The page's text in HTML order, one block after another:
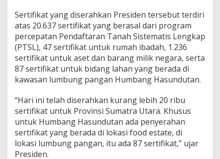
Sertifikat yang diserahkan Presiden tersebut terdiri
atas 20.637 sertifikat yang berasal dari program
percepatan Pendaftaran Tanah Sistematis Lengkap
(PTSL), 47 sertifikat untuk rumah ibadah, 1.236
sertifikat untuk aset dan barang milik negara, serta
87 sertifikat untuk bidang lahan yang berada di
kawasan lumbung pangan Humbang Hasundutan.
“Hari ini telah diserahkan kurang lebih 20 ribu
sertifikat untuk Provinsi Sumatra Utara. Khusus
untuk Humbang Hasundutan ada penyerahan
sertifikat yang berada di lokasi food estate, di
lokasi lumbung pangan, itu ada 87 sertifikat,” ujar
Presiden.